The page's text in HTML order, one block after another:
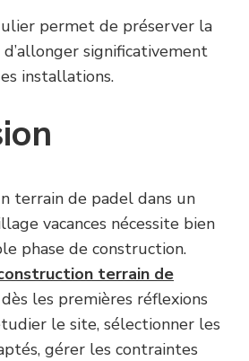
permet de préserver la
significativement
installations.
terrain de padel dans un
vacances nécessite bien
phase de construction.
terrain de
les premières réflexions
le site, sélectionner les
gérer les contraintes